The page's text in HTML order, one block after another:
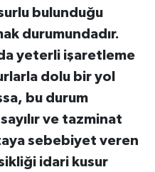
bulunduğu
durumundadır.
yeterli işaretleme
dolu bir yol
bu durum
ve tazminat
sebebiyet veren
idari kusur